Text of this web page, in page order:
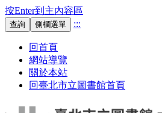
按Enter到主內容區
查詢 側欄選單 :::
回首頁
網站導覽
關於本站
回臺北市立圖書館首頁